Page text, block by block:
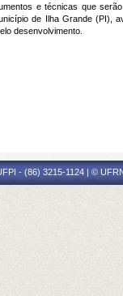
e técnicas que
de Ilha Grande (PI),
desenvolvimento.
- (86) 3215-1124 | ©